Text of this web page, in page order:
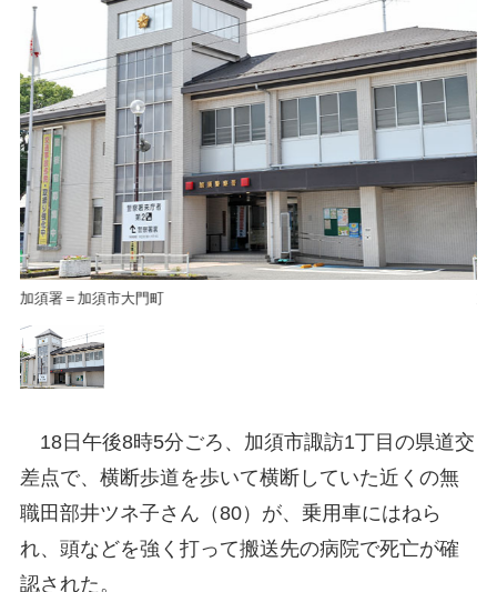
加須署＝加須市大門町
18日午後8時5分ごろ、加須市諏訪1丁目の県道交
差点で、横断歩道を歩いて横断していた近くの無
職田部井ツネ子さん（80）が、乗用車にはねら
れ、頭などを強く打って搬送先の病院で死亡が確
認された。